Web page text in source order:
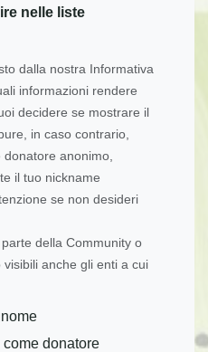
nelle liste
dalla nostra Informativa
informazioni rendere
decidere se mostrare il
in caso contrario,
anonimo,
il tuo nickname
se non desideri
della Community o
anche gli enti a cui
come donatore